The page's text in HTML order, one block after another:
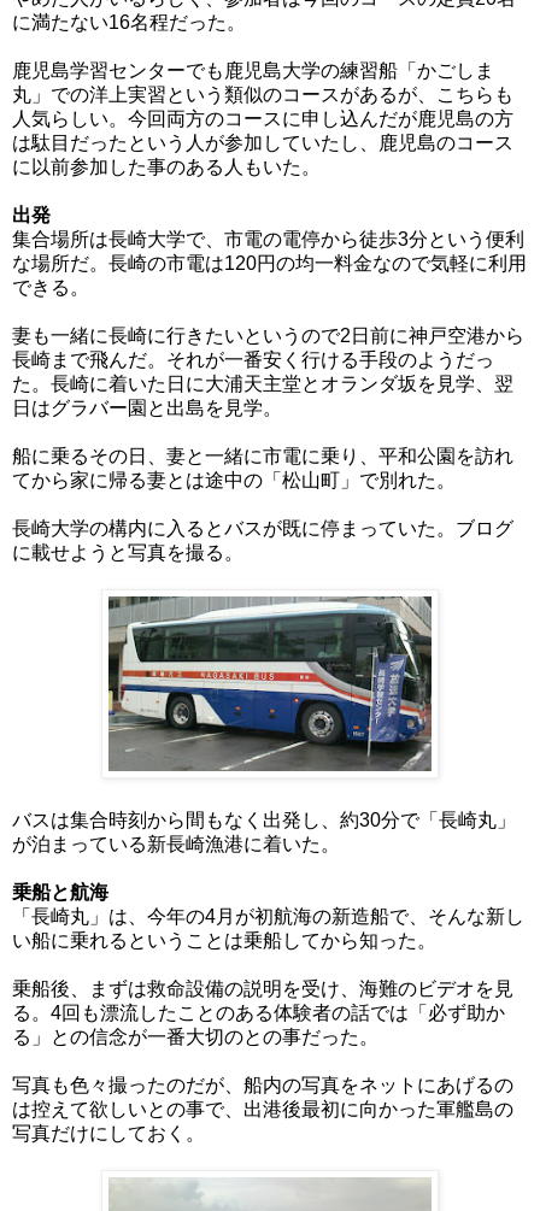
に満たない16名程だった。
鹿児島学習センターでも鹿児島大学の練習船「かごしま
丸」での洋上実習という類似のコースがあるが、こちらも
人気らしい。今回両方のコースに申し込んだが鹿児島の方
は駄目だったという人が参加していたし、鹿児島のコース
に以前参加した事のある人もいた。
出発
集合場所は長崎大学で、市電の電停から徒歩3分という便利
な場所だ。長崎の市電は120円の均一料金なので気軽に利用
できる。
妻も一緒に長崎に行きたいというので2日前に神戸空港から
長崎まで飛んだ。それが一番安く行ける手段のようだっ
た。長崎に着いた日に大浦天主堂とオランダ坂を見学、翌
日はグラバー園と出島を見学。
船に乗るその日、妻と一緒に市電に乗り、平和公園を訪れ
てから家に帰る妻とは途中の「松山町」で別れた。
長崎大学の構内に入るとバスが既に停まっていた。ブログ
に載せようと写真を撮る。
バスは集合時刻から間もなく出発し、約30分で「長崎丸」
が泊まっている新長崎漁港に着いた。
乗船と航海
「長崎丸」は、今年の4月が初航海の新造船で、そんな新し
い船に乗れるということは乗船してから知った。
乗船後、まずは救命設備の説明を受け、海難のビデオを見
る。4回も漂流したことのある体験者の話では「必ず助か
る」との信念が一番大切のとの事だった。
写真も色々撮ったのだが、船内の写真をネットにあげるの
は控えて欲しいとの事で、出港後最初に向かった軍艦島の
写真だけにしておく。